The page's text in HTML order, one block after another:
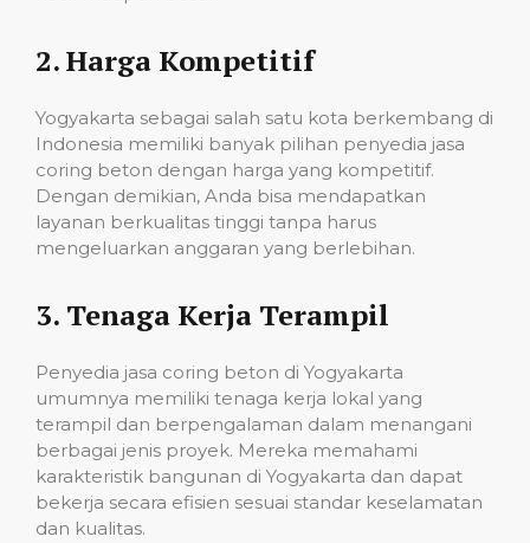
2.Harga Kompetitif
Yogyakarta sebagai salah satu kota berkembang di
Indonesia memiliki banyak pilihan penyedia jasa
coring beton dengan harga yang kompetitif.
Dengan demikian, Anda bisa mendapatkan
layanan berkualitas tinggi tanpa harus
mengeluarkan anggaran yang berlebihan.
3. Tenaga Kerja Terampil
Penyedia jasa coring beton di Yogyakarta
umumnya memiliki tenaga kerja lokal yang
terampil dan berpengalaman dalam menangani
berbagai jenis proyek. Mereka memahami
karakteristik bangunan di Yogyakarta dan dapat
bekerja secara efisien sesuai standar keselamatan
dan kualitas.